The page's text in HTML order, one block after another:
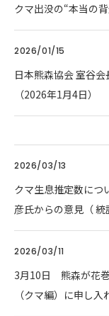
クマ出没の“本当の
2026/01/15
日本熊森協会 室谷
（2026年1月4日）
2026/03/13
クマ生息推定数に
彦氏からの意見（ 統
2026/03/11
3月10日 熊森が花
（クマ編）に申し入